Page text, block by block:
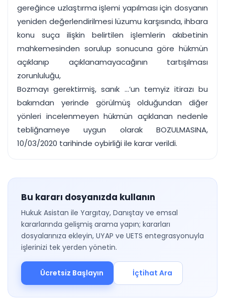
gereğince uzlaştırma işlemi yapılması için dosyanın
yeniden değerlendirilmesi lüzumu karşısında, ihbara
konu suça ilişkin belirtilen işlemlerin akıbetinin
mahkemesinden sorulup sonucuna göre hükmün
açıklanıp açıklanamayacağının tartışılması
zorunluluğu,
Bozmayı gerektirmiş, sanık ...’un temyiz itirazı bu
bakımdan yerinde görülmüş olduğundan diğer
yönleri incelenmeyen hükmün açıklanan nedenle
tebliğnameye uygun olarak BOZULMASINA,
10/03/2020 tarihinde oybirliği ile karar verildi.
Bu kararı dosyanızda kullanın
Hukuk Asistan ile Yargıtay, Danıştay ve emsal
kararlarında gelişmiş arama yapın; kararları
dosyalarınıza ekleyin, UYAP ve UETS entegrasyonuyla
işlerinizi tek yerden yönetin.
Ücretsiz Başlayın İçtihat Ara